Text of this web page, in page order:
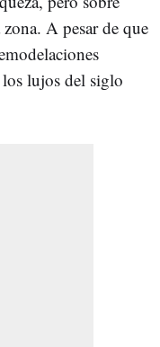
A pesar de que
lujos del siglo